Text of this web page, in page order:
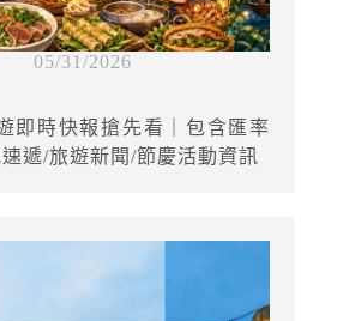
05/31/2026
即時快報搶先看｜包含匯率
遞/旅遊新聞/節慶活動資訊